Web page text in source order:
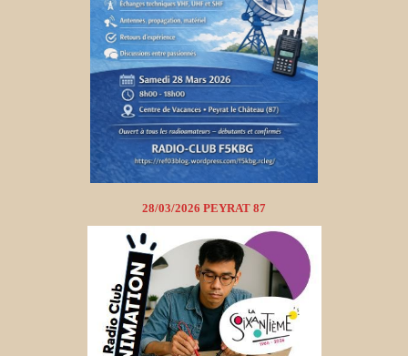
28/03/2026 PEYRAT 87